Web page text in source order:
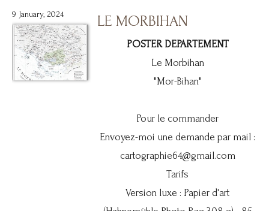
9 January, 2024 LE MORBIHAN
POSTER DEPARTEMENT
Le Morbihan
"Mor-Bihan"
Pour le commander
Envoyez-moi une demande par mail :
cartographie64@gmail.com
Tarifs
Version luxe : Papier d'art